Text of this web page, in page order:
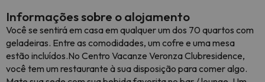
Informações sobre o alojamento
Você se sentirá em casa em qualquer um dos 70 quartos com
geladeiras. Entre as comodidades, um cofre e uma mesa
estão incluídos.No Centro Vacanze Veronza Clubresidence,
você tem um restaurante à sua disposição para comer algo.